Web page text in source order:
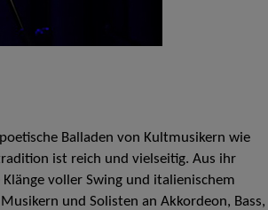
Balladen von Kultmusikern wie
ist reich und vielseitig. Aus ihr
voller Swing und italienischem
und Solisten an Akkordeon, Bass,